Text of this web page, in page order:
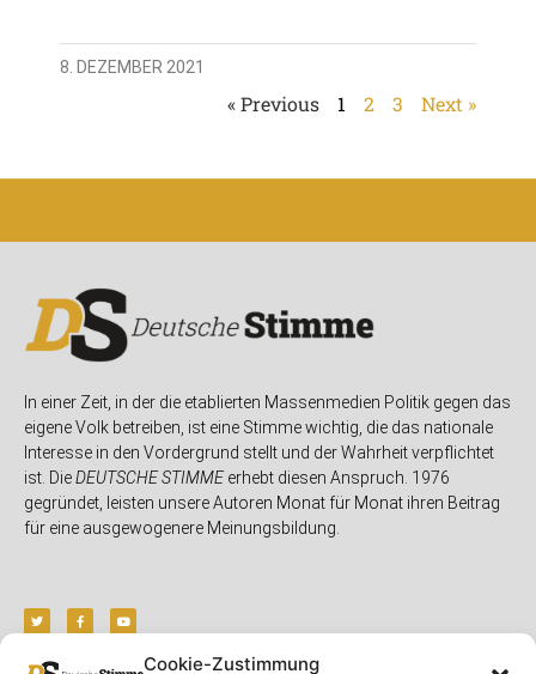
Cookie-Zustimmung
8. DEZEMBER 2021
« Previous 1 2 3 Next »
In einer Zeit, in der die etablierten Massenmedien Politik gegen das
eigene Volk betreiben, ist eine Stimme wichtig, die das nationale
Interesse in den Vordergrund stellt und der Wahrheit verpflichtet
ist. DieDEUTSCHE STIMMEerhebt diesen Anspruch. 1976
gegründet, leisten unsere Autoren Monat für Monat ihren Beitrag
für eine ausgewogenere Meinungsbildung.